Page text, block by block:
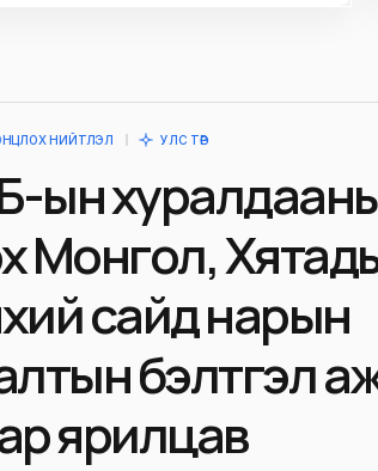
НИЙТЛЭЛ УЛС ТӨР
ын
Монгол,
сайд нарын
бэлтгэл
ярилцав